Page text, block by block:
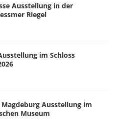
Ausstellung in der
Riegel
im Schloss
Ausstellung im
Museum